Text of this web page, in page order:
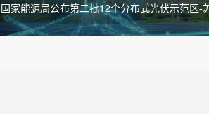
国家能源局公布第二批12个分布式光伏示范区-
能发电